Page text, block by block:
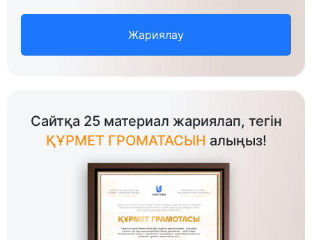
Жариялау
Сайтқа 25 материал жариялап, тегін
ҚҰРМЕТ ГРОМАТАСЫН алыңыз!